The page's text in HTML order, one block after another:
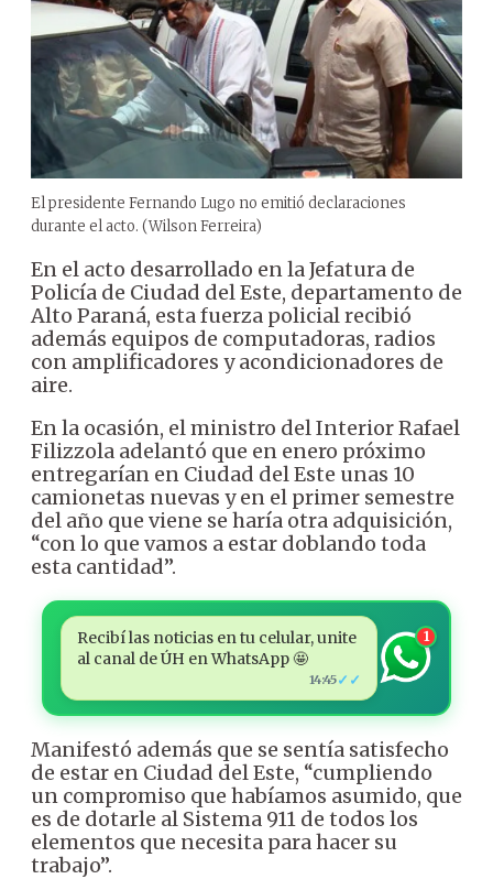
El presidente Fernando Lugo no emitió declaraciones
durante el acto. (Wilson Ferreira)
En el acto desarrollado en la Jefatura de
Policía de Ciudad del Este, departamento de
Alto Paraná, esta fuerza policial recibió
además equipos de computadoras, radios
con amplificadores y acondicionadores de
aire.
En la ocasión, el ministro del Interior Rafael
Filizzola adelantó que en enero próximo
entregarían en Ciudad del Este unas 10
camionetas nuevas y en el primer semestre
del año que viene se haría otra adquisición,
“con lo que vamos a estar doblando toda
esta cantidad”.
Recibí las noticias en tu celular, unite
al canal de ÚH en WhatsApp 🤩
14:45✓✓
1
Manifestó además que se sentía satisfecho
de estar en Ciudad del Este, “cumpliendo
un compromiso que habíamos asumido, que
es de dotarle al Sistema 911 de todos los
elementos que necesita para hacer su
trabajo”.